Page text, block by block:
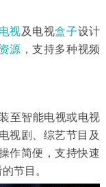
视及电视盒子设计
资源 ，支持多种视频
至智能电视或电视
视剧、综艺节目及
作简便，支持快速
节目。